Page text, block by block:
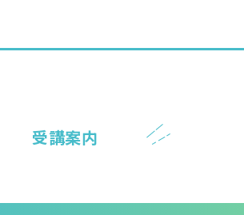
受講案内